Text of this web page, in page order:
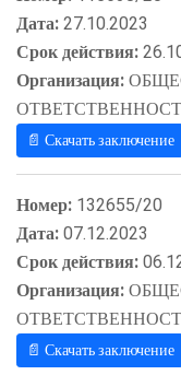
Дата:27.10.2023
Срок действия:
Организация:
📄 Скачать заключение
Номер: 132655/20
Дата:07.12.2023
Срок действия:
Организация:
📄 Скачать заключение